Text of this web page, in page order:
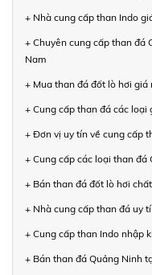
+ Nhà cung cấp than Indo
+ Chuyên cung cấp than đá
Nam
+ Mua than đá đốt lò hơi giá
+ Cung cấp than đá các
+ Đơn vị uy tín về cung cấp
+ Cung cấp các loại than
+ Bán than đá đốt lò hơi
+ Nhà cung cấp than đá uy
+ Cung cấp than Indo nhập
+ Bán than đá Quảng Ninh